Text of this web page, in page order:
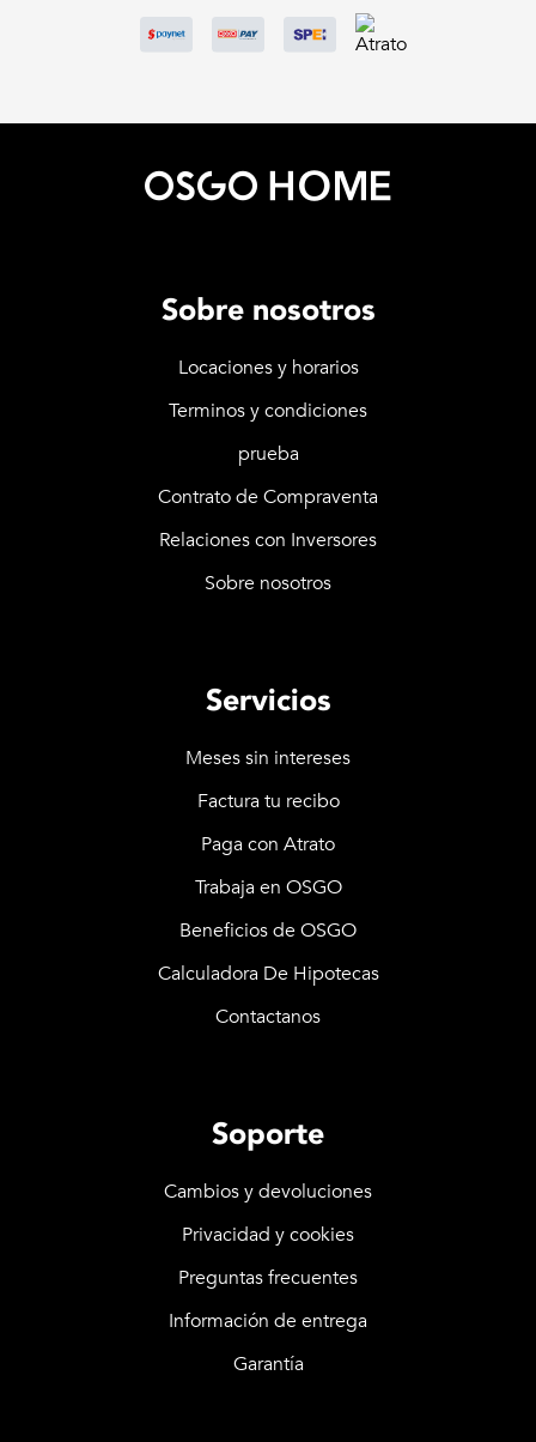
Sobre nosotros
Locaciones y horarios
Terminos y condiciones
prueba
Contrato de Compraventa
Relaciones con Inversores
Sobre nosotros
Servicios
Meses sin intereses
Factura tu recibo
Paga con Atrato
Trabaja en OSGO
Beneficios de OSGO
Calculadora De Hipotecas
Contactanos
Soporte
Cambios y devoluciones
Privacidad y cookies
Preguntas frecuentes
Información de entrega
Garantía